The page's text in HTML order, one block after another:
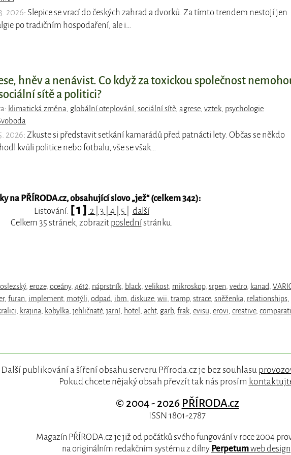
2026: Slepice se vrací do českých zahrad a dvorků. Za tímto trendem nestojí jen
po tradičním hospodaření, ale i…
hněv a nenávist. Co když za toxickou společnost
sítě a politici?
klimatická změna globální oteplování, sociální sítě, agrese, vztek, psychologie
2026: Zkuste si představit setkání kamarádů před patnácti lety. Občas se někdo
kvůli politice nebo fotbalu, vše se však…
na PŘÍRODA.cz, obsahující slovo „jež“ (celkem 342):
Listování: [ 1 ] 2 3 4 5
další
Celkem 35 stránek, zobrazit poslednístránku.
, eroze, oceány, 4612 náprstník, black, velikost, mikroskop, srpen vedro, kanad
, furan implement, motýli odpad ibm diskuze, wii tramp, strace, sněženka relationships
krajina kobylka jehličnaté, jarní, hotel acht, garb, frak, evisu erovi creative,
Další publikování a šíření obsahu serveru Příroda.cz je bez souhlasu
Pokud chcete nějaký obsah převzít tak nás prosím
© 2004 - 2026 PŘÍRODA.cz
ISSN 1801-2787
Magazín PŘÍRODA.cz je již od počátků svého fungování v roce 2004
na originálním redakčním systému z dílny Perpetumweb design